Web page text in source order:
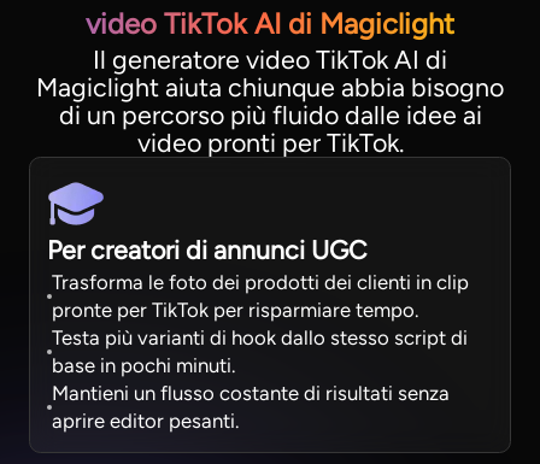
video TikTok AI di Magiclight
Il generatore video TikTok AI di
Magiclight aiuta chiunque abbia bisogno
di un percorso più fluido dalle idee ai
video pronti per TikTok.
Per creatori di annunci UGC
Trasforma le foto dei prodotti dei clienti in clip
pronte per TikTok per risparmiare tempo.
Testa più varianti di hook dallo stesso script di
base in pochi minuti.
Mantieni un flusso costante di risultati senza
aprire editor pesanti.